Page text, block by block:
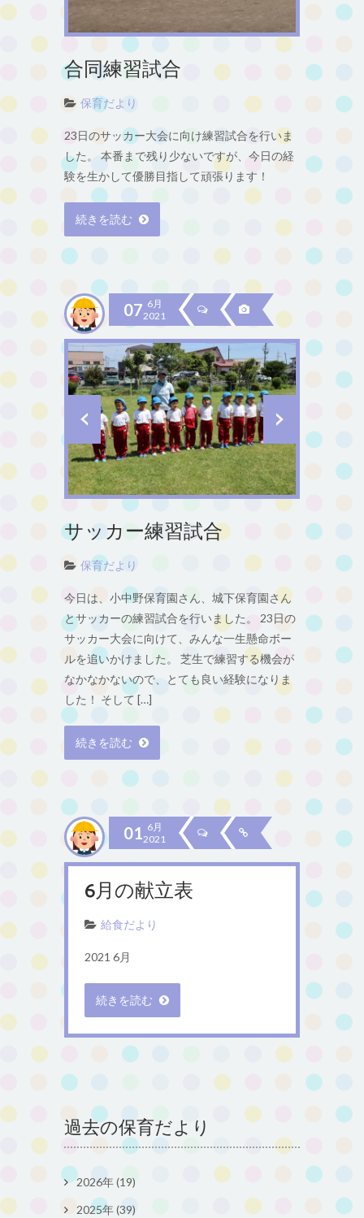
合同練習試合
保育だより
23日のサッカー大会に向け練習試合を行いま
した。 本番まで残り少ないですが、今日の経
験を生かして優勝目指して頑張ります！
続きを読む
07 6月
2021
サッカー練習試合
保育だより
今日は、小中野保育園さん、城下保育園さん
とサッカーの練習試合を行いました。 23日の
サッカー大会に向けて、みんな一生懸命ボー
ルを追いかけました。 芝生で練習する機会が
なかなかないので、とても良い経験になりま
した！ そして […]
続きを読む
01 6月
2021
6月の献立表
給食だより
2021 6月
続きを読む
過去の保育だより
2026年 (19)
2025年 (39)